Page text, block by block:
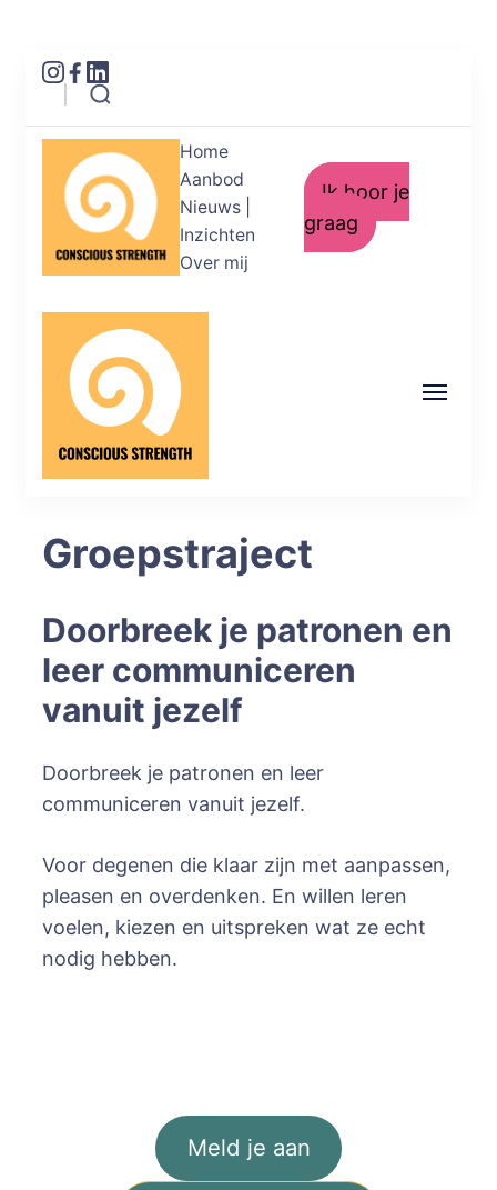
Helderheid in je emoties. Kracht in je
Home
Aanbod
Nieuws |
Inzichten
Over mij
Ik hoor je
graag
acties.
Groepstraject
Doorbreek je patronen en
leer communiceren
vanuit jezelf
Doorbreek je patronen en leer
communiceren vanuit jezelf.
Voor degenen die klaar zijn met aanpassen,
pleasen en overdenken. En willen leren
voelen, kiezen en uitspreken wat ze echt
nodig hebben.
Meld je aan